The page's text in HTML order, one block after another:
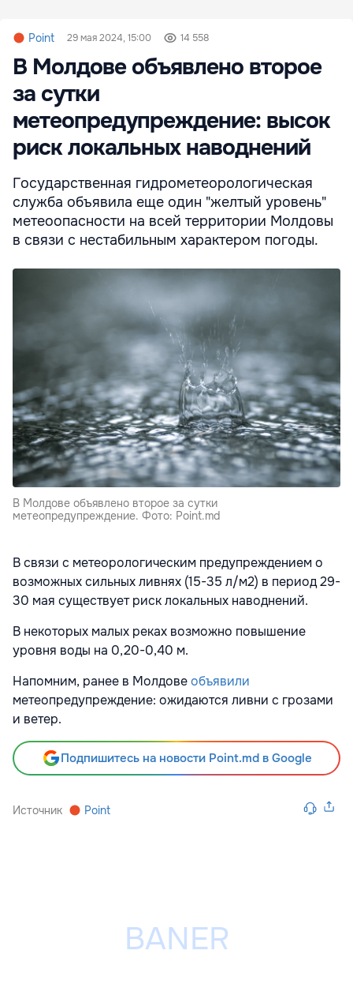
Point 29 мая 2024, 15:00 14 558
В Молдове объявлено второе
за сутки
метеопредупреждение: высок
риск локальных наводнений
Государственная гидрометеорологическая
служба объявила еще один "желтый уровень"
метеоопасности на всей территории Молдовы
в связи с нестабильным характером погоды.
В Молдове объявлено второе за сутки
метеопредупреждение. Фото: Point.md
В связи с метеорологическим предупреждением о
возможных сильных ливнях (15-35 л/м2) в период 29-
30 мая существует риск локальных наводнений.
В некоторых малых реках возможно повышение
уровня воды на 0,20-0,40 м.
Напомним, ранее в Молдовеобъявили
метеопредупреждение: ожидаются ливни с грозами
и ветер.
Подпишитесь на новости Point.md в Google
Источник Point